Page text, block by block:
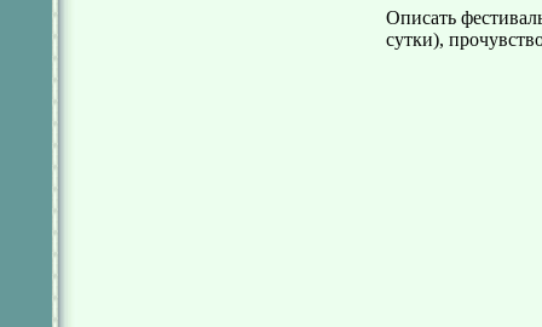
Описать
сутки),